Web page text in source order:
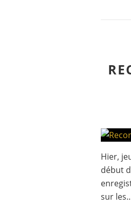
Hier,
début
sur